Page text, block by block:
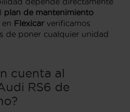
plan de mantenimiento
Flexicarverificamos
de poner cualquier unidad
cuenta al
RS6 de